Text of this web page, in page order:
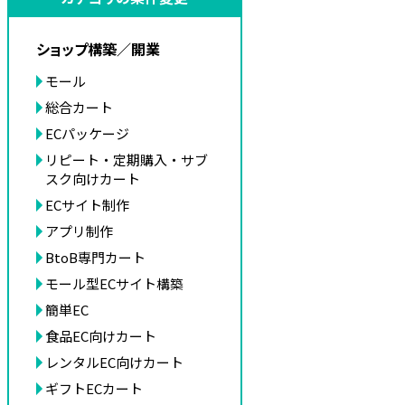
ショップ構築／開業
モール
総合カート
ECパッケージ
リピート・定期購入・サブ
スク向けカート
ECサイト制作
アプリ制作
BtoB専門カート
モール型ECサイト構築
簡単EC
食品EC向けカート
レンタルEC向けカート
ギフトECカート